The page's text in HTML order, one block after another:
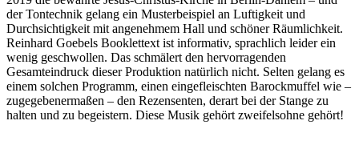
der Tontechnik gelang ein Musterbeispiel an Luftigkeit und
Durchsichtigkeit mit angenehmem Hall und schöner Räumlichkeit.
Reinhard Goebels Booklettext ist informativ, sprachlich leider ein
wenig geschwollen. Das schmälert den hervorragenden
Gesamteindruck dieser Produktion natürlich nicht. Selten gelang es
einem solchen Programm, einen eingefleischten Barockmuffel wie –
zugegebenermaßen – den Rezensenten, derart bei der Stange zu
halten und zu begeistern. Diese Musik gehört zweifelsohne gehört!